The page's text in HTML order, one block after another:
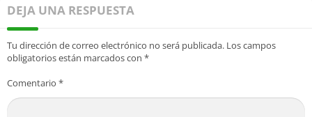
DEJA UNA RESPUESTA
Tu dirección de correo electrónico no será publicada. Los campos
obligatorios están marcados con *
Comentario *